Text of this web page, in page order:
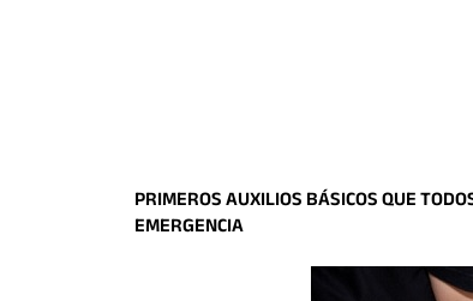
PRIMEROS AUXILIOS BÁSICOS QUE
EMERGENCIA